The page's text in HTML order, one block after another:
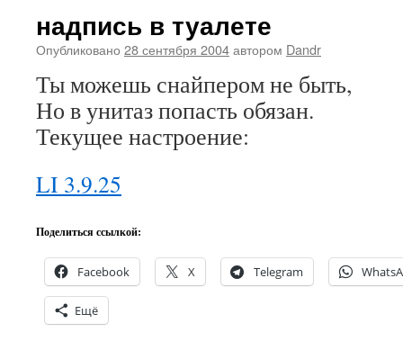
надпись в туалете
Опубликовано 28 сентября 2004автором Dandr
Ты можешь снайпером не быть,
Но в унитаз попасть обязан.
Текущее настроение:
LI 3.9.25
Поделиться ссылкой:
Facebook X Telegram
Ещё